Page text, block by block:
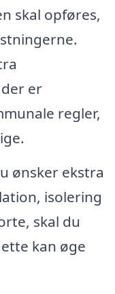
skal opføres,
er
regler,
ønsker ekstra
isolering
skal du
kan øge